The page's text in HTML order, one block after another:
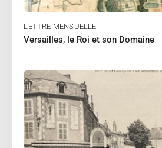
LETTRE MENSUELLE
Versailles, le Roi et son Domaine
GOURBET Alain